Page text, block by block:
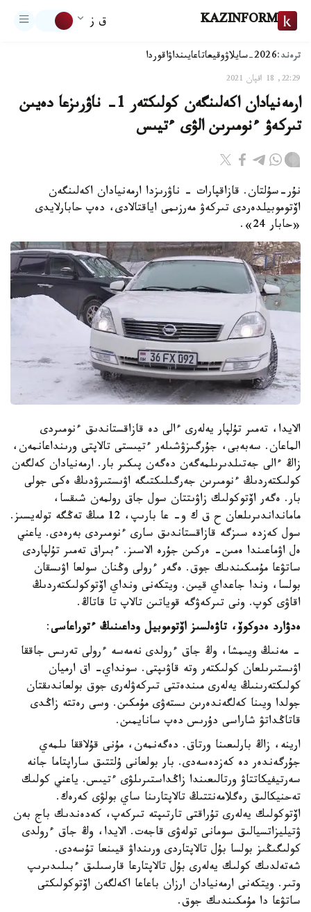
KAZINFORM ق ز
ترەند:2026-سايلاۋ وقيعاتاعايىنداۋاقوردا
22:29, 18 اقپان 2021
ارمەنيادان اكەلىنگەن كولىكتەر 1- ناۋرىزعا دەيىن
تىركەۋ ءنومىرىن الۋى ءتيىس
نۇر-سۇلتان. قازاقپارات - ناۋرىزدا ارمەنيادان اكەلىنگەن
اۆتوموبيلدەردى تىركەۋ مەرزىمى اياقتالادى، دەپ حابارلايدى
«حابار 24».
الايدا، تەمىر تۇلپار يەلەرى ءالى دە قازاقستاندىق ءنومىردى
الماعان. سەبەبى، جۇرگىزۋشىلەر ءتيىستى تالاپتى ورىنداعانمەن،
زاڭ ءالى جەتىلدىرىلمەگەن دەگەن پىكىر بار. ارمەنيادان كەلگەن
كولىكتەردىڭ ءنومىرىن جەرگىلىكتىگە اۋىستىرۋدىڭ ەكى جولى
بار. ەگەر اۆتوكولىك زاۋىتتان سول جاق رولمەن شىقسا،
مامانداندىرىلعان ح ق ك و- عا بارىپ، 12 مىڭ تەڭگە تولەيسىز.
سول كەزدە سىزگە قازاقستاندىق سارى ءنومىردى بەرەدى. ياعني
ەل اۋماعىندا ەمىن- ەركىن جۇرە الاسىز. ءبىراق تەمىر تۇلپاردى
ساتۋعا مۇمىكىندىك جوق. ەگەر ءرولى وڭنان سولعا اۋىسقان
بولسا، وندا جاعداي قيىن. ويتكەنى ونداي اۆتوكولىكتەردىڭ
اقاۋى كوپ. ونى تىركەۋگە قوياتىن تالاپ تا قاتاڭ.
ەدۋارد ەدوكوۆ، تاۋەلسىز اۆتوموبيل وداعىنىڭ ءتوراعاسى:
- مەنىڭ ويىمشا، وڭ جاق ءرولدى نەمەسە ءرولى تەرىس جاققا
اۋىستىرىلعان كولىكتەر وتە قاۋىپتى. سونداي- اق ارميان
كولىكتەرىنىڭ يەلەرى مىندەتتى تىركەۋلەرى جوق بولعاندىقتان
جولدا ويىنا كەلگەندەرىن ىستەۋى مۇمكىن. وسى رەتتە زاڭدى
قاتاڭداتۋ شاراسى دۇرىس دەپ سانايمىن.
ارينە، زاڭ بارلىعىنا ورتاق. دەگەنمەن، مۇنى قۇلاققا ىلمەي
جۇرگەندەر دە كەزدەسەدى. بار بولعانى ۇلتتىق ساراپتاما جانە
سەرتيفيكاتتاۋ ورتالىعىندا زاڭداستىرىلۋى ءتيىس. ياعني كولىك
تەحنيكالىق رەگلامەنتتىڭ تالاپتارىنا ساي بولۋى كەرەك.
اۆتوكولىك يەلەرى تۇراقتى تارتىپتە تىركەپ، كەدەندىك باج بەن
ۋتيليزاتسيالىق سومانى تولەۋى قاجەت. الايدا، وڭ جاق ءرولدى
كولىگىڭىز بولسا بۇل تالاپتاردى ورىنداۋ قيىنعا تۇسەدى.
شەتەلدىك كولىك يەلەرى بۇل تالاپتارعا قارسىلىق ءبىلىدىرىپ
وتىر. ويتكەنى ارمەنيادان ارزان باعاعا اكەلگەن اۆتوكولىكتى
ساتۋعا دا مۇمكىندىك جوق.